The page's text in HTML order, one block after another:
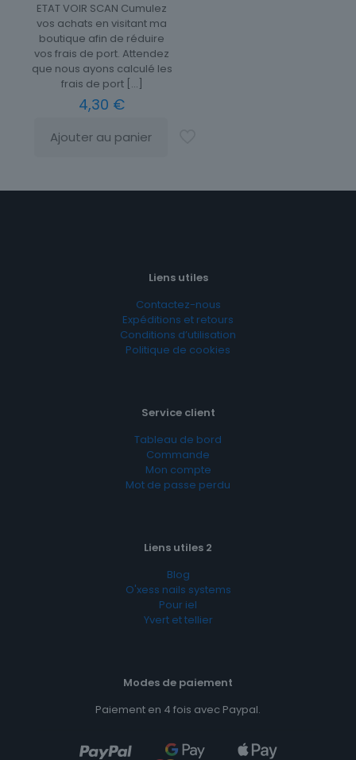
ETAT VOIR SCAN Cumulez
vos achats en visitant ma
boutique afin de réduire
vos frais de port. Attendez
que nous ayons calculé les
frais de port[…]
4,30 €
Ajouter au panier
Liens utiles
Contactez-nous
Expéditions et retours
Conditions d’utilisation
Politique de cookies
Service client
Tableau de bord
Commande
Mon compte
Mot de passe perdu
Liens utiles 2
Blog
O'xess nails systems
Pour iel
Yvert et tellier
Modes de paiement
Paiement en 4 fois avec Paypal.